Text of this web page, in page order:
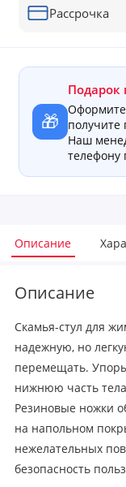
Рассрочка
🎁
Подарок
Оформите
получите
Наш
телефону
Описание
Описание
Скамья-стул для
надежную, но
перемещать.
нижнюю часть
Резиновые ножки
на напольном
нежелательных
безопасность